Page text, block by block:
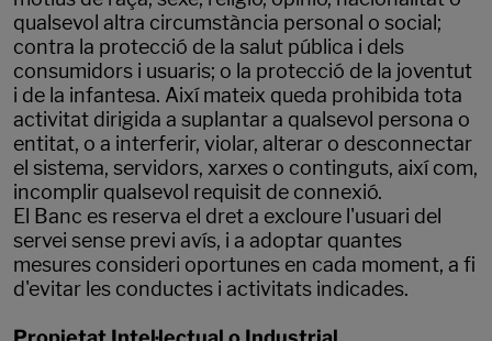
qualsevol altra circumstància personal o social;
contra la protecció de la salut pública i dels
consumidors i usuaris; o la protecció de la joventut
i de la infantesa. Així mateix queda prohibida tota
activitat dirigida a suplantar a qualsevol persona o
entitat, o a interferir, violar, alterar o desconnectar
el sistema, servidors, xarxes o continguts, així com,
incomplir qualsevol requisit de connexió.
El Banc es reserva el dret a excloure l'usuari del
servei sense previ avís, i a adoptar quantes
mesures consideri oportunes en cada moment, a fi
d'evitar les conductes i activitats indicades.